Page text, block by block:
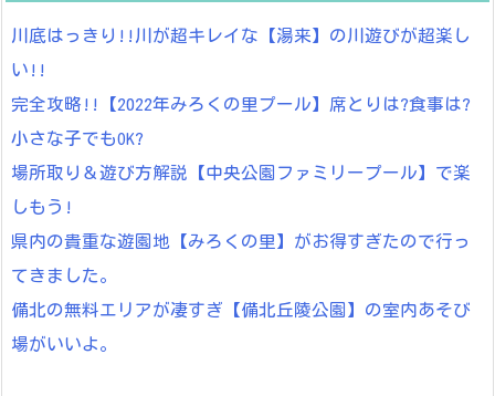
川底はっきり!!川が超キレイな【湯来】の川遊びが超楽し
い!!
完全攻略!!【2022年みろくの里プール】席とりは?食事は?
小さな子でもOK?
場所取り＆遊び方解説【中央公園ファミリープール】で楽
しもう!
県内の貴重な遊園地【みろくの里】がお得すぎたので行っ
てきました。
備北の無料エリアが凄すぎ【備北丘陵公園】の室内あそび
場がいいよ。